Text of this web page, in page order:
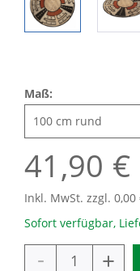
41,90 €
Inkl. MwSt. zzgl. 0,00
Sofort verfügbar,
Maß:
- +